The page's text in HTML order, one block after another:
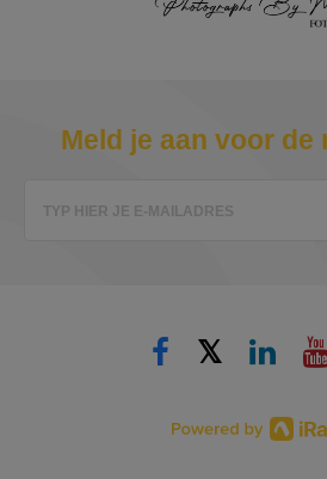
Meld je aan voor
TYP HIER JE E-MAILADRES
𝕏